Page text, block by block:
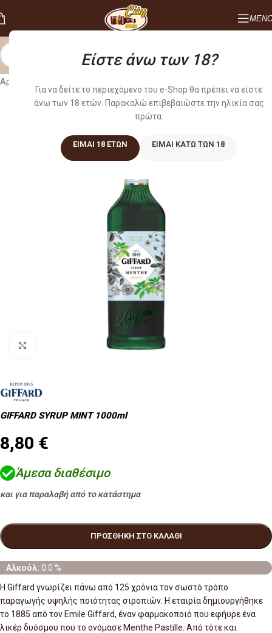
Είστε άνω των 18?
Για να δείτε το περιεχόμενο του e-Shop θα πρέπει να είστε
άνω των 18 ετών. Παρακαλώ επιβεβαιώστε την ηλικία σας
πρώτα.
ΕΊΜΑΙ 18 ΕΤΏΝ ΕΊΜΑΙ ΚΆΤΩ ΤΩΝ 18
Αρχική σελίδα
Κλικ για μεγέθυνση
GIFFARD SYRUP MINT 1000ml
8,80 €
Άμεσα διαθέσιμο
και για παραλαβή από το κατάστημα
ΠΡΟΣΘΉΚΗ ΣΤΟ ΚΑΛΆΘΙ
Αλκοόλ: 0.0 %
Η Giffard γνωρίζει πάνω από 125 χρόνια τον σωστό τρόπο
παραγωγής υψηλής ποιότητας σιροπιών. Η εταιρία δημιουργήθηκε
το 1885 από τον Emile Giffard, έναν φαρμακοποιό που εφήυρε ένα
λικέρ δυόσμου που το ονόμασε Menthe Pastille. Από τότε και